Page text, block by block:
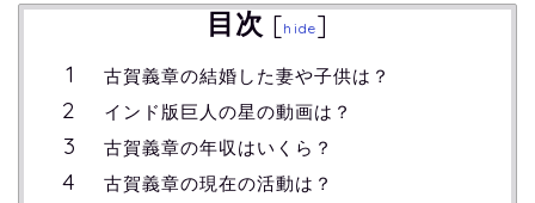
目次 [hide]
古賀義章の結婚した妻や子供は？
インド版巨人の星の動画は？
古賀義章の年収はいくら？
古賀義章の現在の活動は？